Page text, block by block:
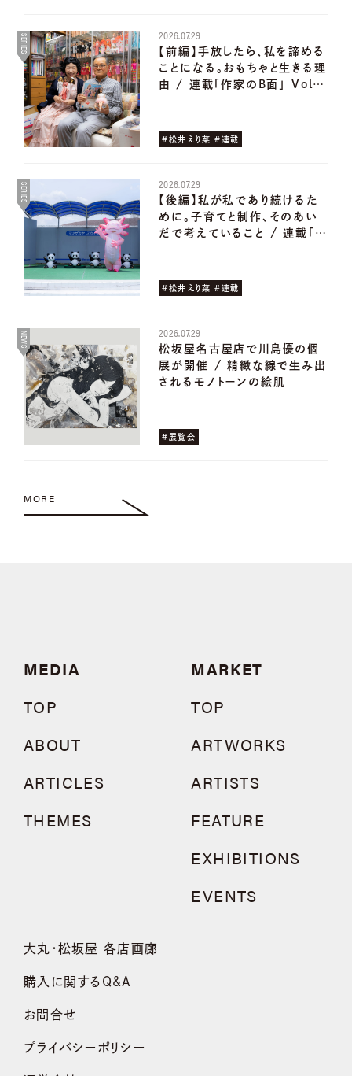
SERIES 2026.07.29
【前編】手放したら、私を諦める
ことになる。おもちゃと生きる理
由 / 連載「作家のB面」 Vol…
#松井えり菜 #連載
SERIES 2026.07.29
【後編】私が私であり続けるた
めに。子育てと制作、そのあい
だで考えていること / 連載「…
#松井えり菜 #連載
NEWS 2026.07.29
松坂屋名古屋店で川島優の個
展が開催 / 精緻な線で生み出
されるモノトーンの絵肌
#展覧会
MORE
MEDIA
TOP
ABOUT
ARTICLES
THEMES
MARKET
TOP
ARTWORKS
ARTISTS
FEATURE
EXHIBITIONS
EVENTS
大丸・松坂屋 各店画廊
購入に関するQ&A
お問合せ
プライバシーポリシー